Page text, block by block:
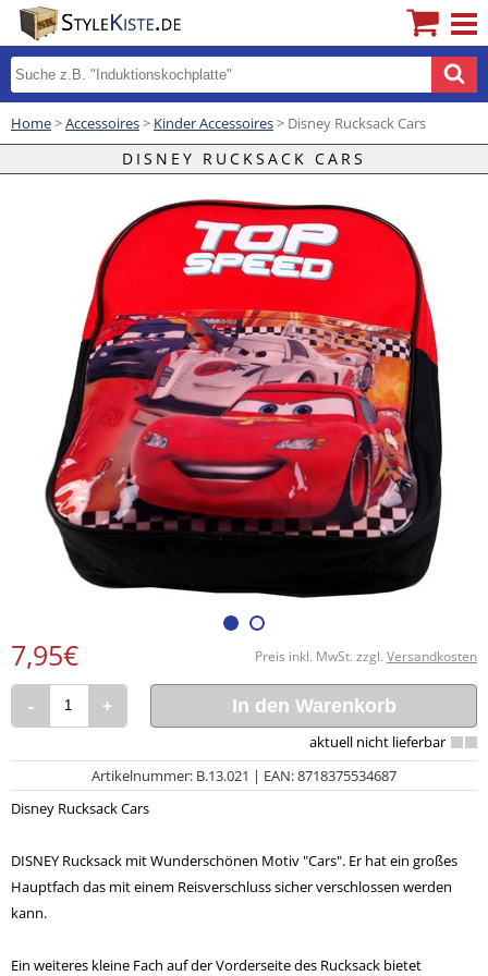
Home>Accessoires> Kinder Accessoires> Disney Rucksack Cars
DISNEY RUCKSACK CARS
Preis inkl. MwSt. zzgl. Versandkosten
7,95€
- + In den Warenkorb
Artikelnummer: B.13.021 | EAN: 8718375534687
Disney Rucksack Cars
DISNEY Rucksack mit Wunderschönen Motiv "Cars". Er hat ein großes
Hauptfach das mit einem Reisverschluss sicher verschlossen werden
kann.
Ein weiteres kleine Fach auf der Vorderseite des Rucksack bietet